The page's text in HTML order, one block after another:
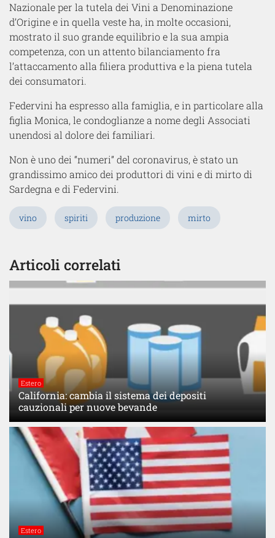
Nazionale per la tutela dei Vini a Denominazione
d’Origine e in quella veste ha, in molte occasioni,
mostrato il suo grande equilibrio e la sua ampia
competenza, con un attento bilanciamento fra
l’attaccamento alla filiera produttiva e la piena tutela
dei consumatori.
Federvini ha espresso alla famiglia, e in particolare alla
figlia Monica, le condoglianze a nome degli Associati
unendosi al dolore dei familiari.
Non è uno dei “numeri” del coronavirus, è stato un
grandissimo amico dei produttori di vini e di mirto di
Sardegna e di Federvini.
vino spiriti produzione mirto
Articoli correlati
Estero
California: cambia il sistema dei depositi
cauzionali per nuove bevande
Estero